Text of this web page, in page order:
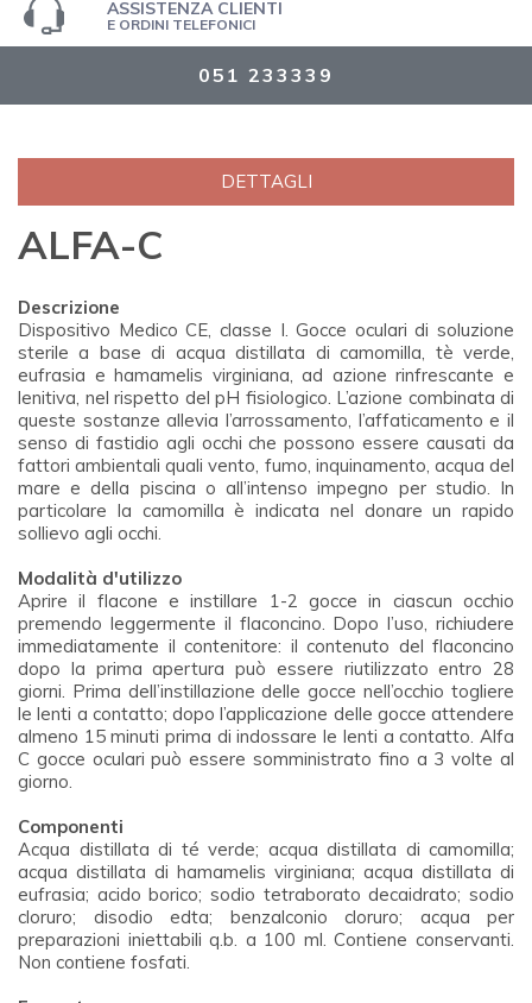
ASSISTENZA CLIENTI
E ORDINI TELEFONICI
051 233339
DETTAGLI
ALFA-C
Descrizione
Dispositivo Medico CE, classe I. Gocce oculari di soluzione
sterile a base di acqua distillata di camomilla, tè verde,
eufrasia e hamamelis virginiana, ad azione rinfrescante e
lenitiva, nel rispetto del pH fisiologico. L’azione combinata di
queste sostanze allevia l’arrossamento, l’affaticamento e il
senso di fastidio agli occhi che possono essere causati da
fattori ambientali quali vento, fumo, inquinamento, acqua del
mare e della piscina o all’intenso impegno per studio. In
particolare la camomilla è indicata nel donare un rapido
sollievo agli occhi.
Modalità d'utilizzo
Aprire il flacone e instillare 1-2 gocce in ciascun occhio
premendo leggermente il flaconcino. Dopo l’uso, richiudere
immediatamente il contenitore: il contenuto del flaconcino
dopo la prima apertura può essere riutilizzato entro 28
giorni. Prima dell’instillazione delle gocce nell’occhio togliere
le lenti a contatto; dopo l’applicazione delle gocce attendere
almeno 15 minuti prima di indossare le lenti a contatto. Alfa
C gocce oculari può essere somministrato fino a 3 volte al
giorno.
Componenti
Acqua distillata di té verde; acqua distillata di camomilla;
acqua distillata di hamamelis virginiana; acqua distillata di
eufrasia; acido borico; sodio tetraborato decaidrato; sodio
cloruro; disodio edta; benzalconio cloruro; acqua per
preparazioni iniettabili q.b. a 100 ml. Contiene conservanti.
Non contiene fosfati.